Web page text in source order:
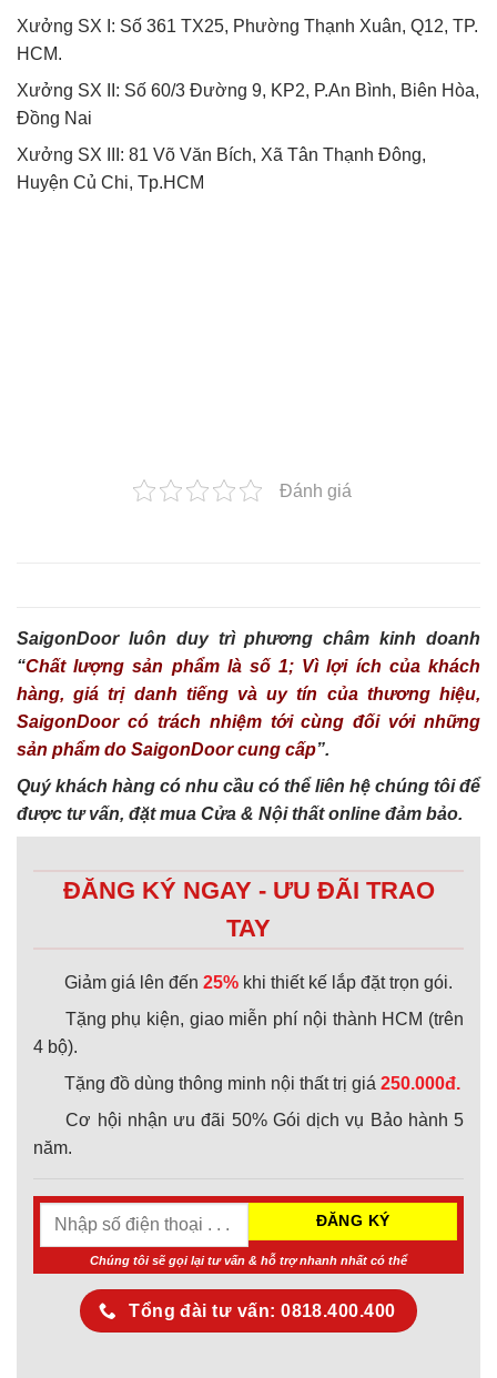
Xưởng SX I: Số 361 TX25, Phường Thạnh Xuân, Q12, TP.
HCM.
Xưởng SX II: Số 60/3 Đường 9, KP2, P.An Bình, Biên Hòa,
Đồng Nai
Xưởng SX III: 81 Võ Văn Bích, Xã Tân Thạnh Đông,
Huyện Củ Chi, Tp.HCM
Đánh giá
SaigonDoor luôn duy trì phương châm kinh doanh
“Chất lượng sản phẩm là số 1; Vì lợi ích của khách
hàng, giá trị danh tiếng và uy tín của thương hiệu,
SaigonDoor có trách nhiệm tới cùng đối với những
sản phẩm do SaigonDoor cung cấp”.
Quý khách hàng có nhu cầu có thể liên hệ chúng tôi để
được tư vấn, đặt mua Cửa & Nội thất online đảm bảo.
ĐĂNG KÝ NGAY - ƯU ĐÃI TRAO
TAY
Giảm giá lên đến 25% khi thiết kế lắp đặt trọn gói.
Tặng phụ kiện, giao miễn phí nội thành HCM (trên
4 bộ).
Tặng đồ dùng thông minh nội thất trị giá 250.000đ.
Cơ hội nhận ưu đãi 50% Gói dịch vụ Bảo hành 5
năm.
Chúng tôi sẽ gọi lại tư vấn & hỗ trợ nhanh nhất có thể
Tổng đài tư vấn: 0818.400.400